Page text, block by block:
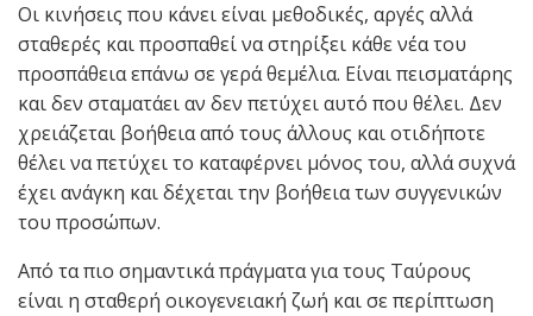
Οι κινήσεις που κάνει είναι μεθοδικές, αργές αλλά
σταθερές και προσπαθεί να στηρίξει κάθε νέα του
προσπάθεια επάνω σε γερά θεμέλια. Είναι πεισματάρης
και δεν σταματάει αν δεν πετύχει αυτό που θέλει. Δεν
χρειάζεται βοήθεια από τους άλλους και οτιδήποτε
θέλει να πετύχει το καταφέρνει μόνος του, αλλά συχνά
έχει ανάγκη και δέχεται την βοήθεια των συγγενικών
του προσώπων.
Από τα πιο σημαντικά πράγματα για τους Ταύρους
είναι η σταθερή οικογενειακή ζωή και σε περίπτωση